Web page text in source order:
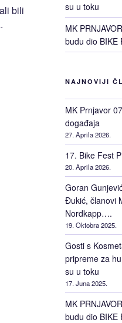
bili
su u toku
MK
budu dio BIKE
NAJNOVIJI
MK Prnjavor
događaja
27. Aprila 2026.
17. Bike Fest
20. Aprila 2026.
Goran
Đukić, članovi
Nordkapp….
19. Oktobra 2025.
Gosti s
pripreme za
su u toku
17. Juna 2025.
MK
budu dio BIKE